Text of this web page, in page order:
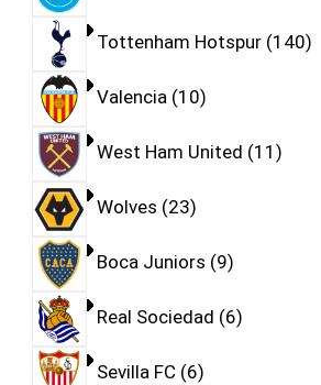
Tottenham Hotspur 140
Valencia 10
West Ham United 11
Wolves 23
Boca Juniors 9
Real Sociedad 6
Sevilla FC 6